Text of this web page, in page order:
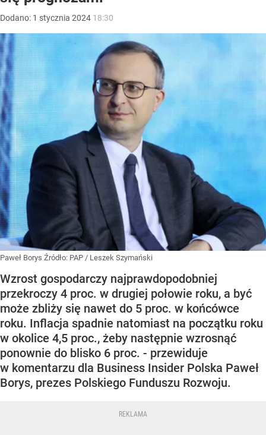
Dodano: 1 stycznia 2024 18:30
Paweł Borys Źródło: PAP / Leszek Szymański
Wzrost gospodarczy najprawdopodobniej
przekroczy 4 proc. w drugiej połowie roku, a być
może zbliży się nawet do 5 proc. w końcówce
roku. Inflacja spadnie natomiast na początku roku
w okolice 4,5 proc., żeby następnie wzrosnąć
ponownie do blisko 6 proc. - przewiduje
w komentarzu dla Business Insider Polska Paweł
Borys, prezes Polskiego Funduszu Rozwoju.